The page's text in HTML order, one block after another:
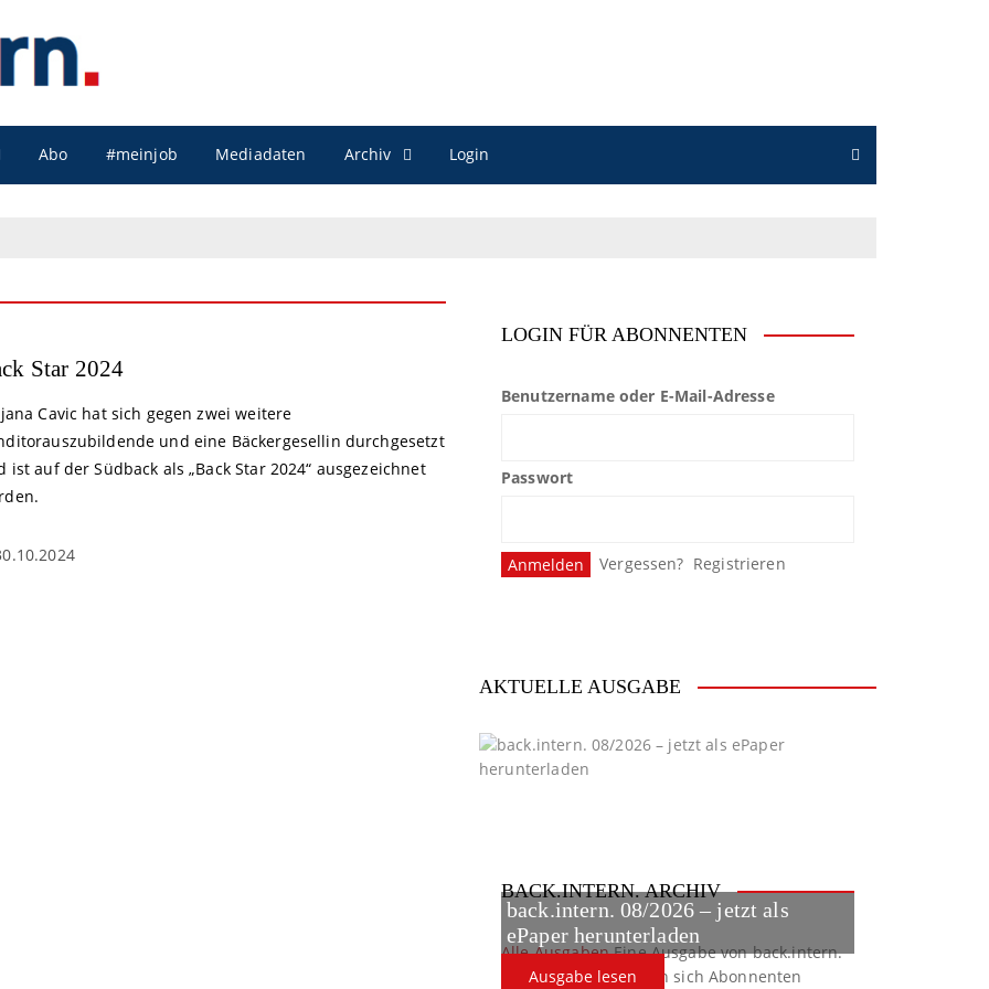
Abo #meinjob Mediadaten Archiv Login
Star 2024
Cavic hat sich gegen zwei weitere
und eine Bäckergesellin durchgesetzt
ist auf der Südback als „Back Star 2024“ ausgezeichnet
LOGIN FÜR ABONNENTEN
Benutzername oder E-Mail-Adresse
Passwort
Vergessen? Registrieren
AKTUELLE AUSGABE
back.intern. 08/2026 – jetzt als
ePaper herunterladen
Ausgabe lesen
BACK.INTERN. ARCHIV
Alle AusgabenEine Ausgabe von back.intern.
verpasst? Hier können sich Abonnenten